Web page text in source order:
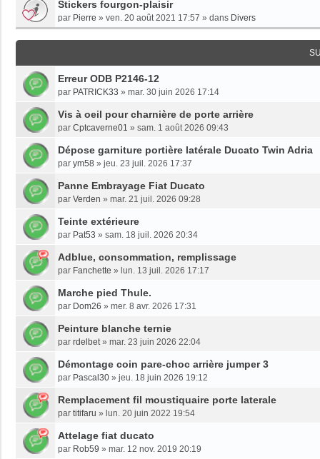
Stickers fourgon-plaisir
par Pierre » ven. 20 août 2021 17:57 » dans Divers
Erreur ODB P2146-12
par PATRICK33 » mar. 30 juin 2026 17:14
Vis à oeil pour charnière de porte arrière
par Cptcaverne01 » sam. 1 août 2026 09:43
Dépose garniture portière latérale Ducato Twin Adria
par ym58 » jeu. 23 juil. 2026 17:37
Panne Embrayage Fiat Ducato
par Verden » mar. 21 juil. 2026 09:28
Teinte extérieure
par Pat53 » sam. 18 juil. 2026 20:34
Adblue, consommation, remplissage
par Fanchette » lun. 13 juil. 2026 17:17
Marche pied Thule.
par Dom26 » mer. 8 avr. 2026 17:31
Peinture blanche ternie
par rdelbet » mar. 23 juin 2026 22:04
Démontage coin pare-choc arrière jumper 3
par Pascal30 » jeu. 18 juin 2026 19:12
Remplacement fil moustiquaire porte laterale
par titifaru » lun. 20 juin 2022 19:54
Attelage fiat ducato
par Rob59 » mar. 12 nov. 2019 20:19